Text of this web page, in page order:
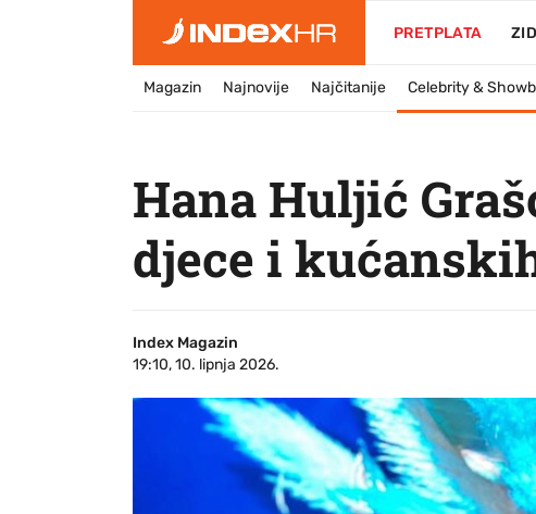
PRETPLATA ZID
Magazin Najnovije Najčitanije Celebrity &
Hana Huljić
djece i
Index Magazin
19:10, 10. lipnja 2026.